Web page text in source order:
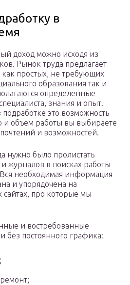
в
доход можно исходя из
Рынок труда предлагает
простых, не требующих
образования так и
определенные
знания и опыт.
это возможность
и объем работы вы выбираете
и возможностей.
нужно было пролистать
и журналов в поисках работы
необходимая информация
и упорядочена на
про которые мы
и востребованные
без постоянного графика: